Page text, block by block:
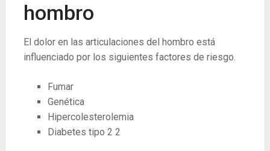
hombro
El dolor en las articulaciones del hombro está
influenciado por los siguientes factores de riesgo.
Fumar
Genética
Hipercolesterolemia
Diabetes tipo 2 2